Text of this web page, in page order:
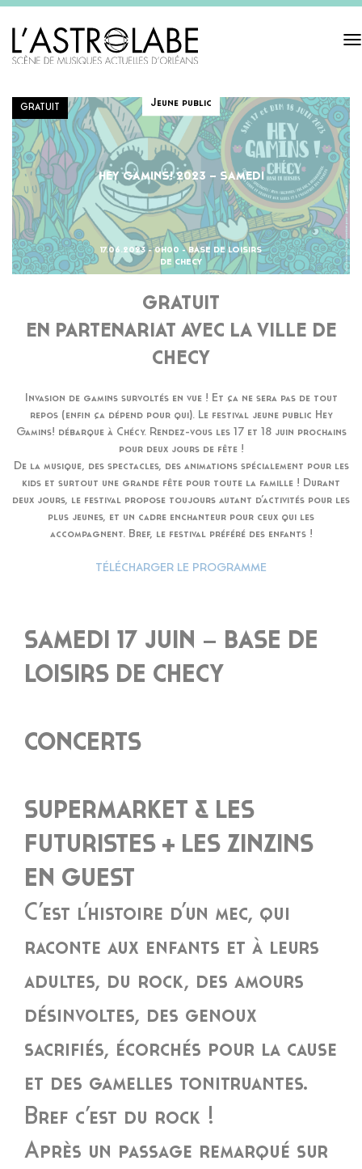
GRATUIT Jeune public
HEY GAMINS! 2023 – SAMEDI
17.06.2023 - 0H00 - BASE DE LOISIRS
DE CHECY
GRATUIT
EN PARTENARIAT AVEC LA VILLE DE
CHECY
Invasion de gamins survoltés en vue ! Et ça ne sera pas de tout
repos (enfin ça dépend pour qui). Le festival jeune public Hey
Gamins! débarque à Chécy. Rendez-vous les 17 et 18 juin prochains
pour deux jours de fête !
De la musique, des spectacles, des animations spécialement pour les
kids et surtout une grande fête pour toute la famille ! Durant
deux jours, le festival propose toujours autant d’activités pour les
plus jeunes, et un cadre enchanteur pour ceux qui les
accompagnent. Bref, le festival préféré des enfants !
TÉLÉCHARGER LE PROGRAMME
SAMEDI 17 JUIN – BASE DE
LOISIRS DE CHECY
CONCERTS
SUPERMARKET & LES
FUTURISTES + LES ZINZINS
EN GUEST
C’est l’histoire d’un mec, qui
raconte aux enfants et à leurs
adultes, du rock, des amours
désinvoltes, des genoux
sacrifiés, écorchés pour la cause
et des gamelles tonitruantes.
Bref c’est du rock !
Après un passage remarqué sur